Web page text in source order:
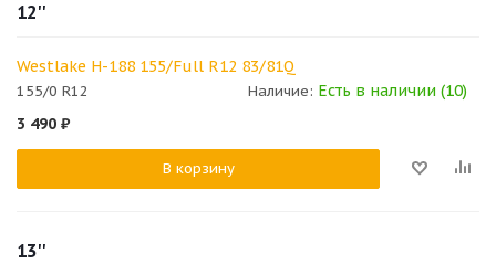
12''
Westlake H-188 155/Full R12 83/81Q
155/0 R12 Наличие: Есть в наличии (10)
3 490 ₽
В корзину
13''